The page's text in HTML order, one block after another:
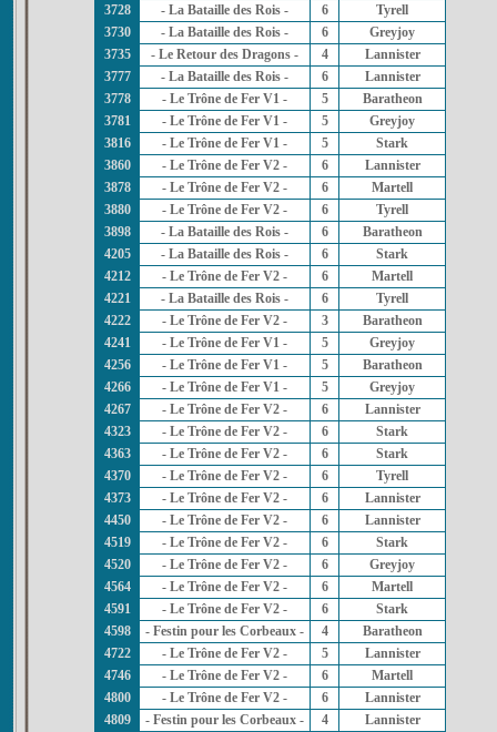
3728
- La Bataille des Rois - 6
Tyrell
3730
- La Bataille des Rois - 6
Greyjoy
3735
- Le Retour des Dragons - 4
Lannister
3777
- La Bataille des Rois - 6
Lannister
3778
- Le Trône de Fer V1 - 5
Baratheon
3781
- Le Trône de Fer V1 - 5
Greyjoy
3816
- Le Trône de Fer V1 - 5
Stark
3860
- Le Trône de Fer V2 - 6
Lannister
3878
- Le Trône de Fer V2 - 6
Martell
3880
- Le Trône de Fer V2 - 6
Tyrell
3898
- La Bataille des Rois - 6
Baratheon
4205
- La Bataille des Rois - 6
Stark
4212
- Le Trône de Fer V2 - 6
Martell
4221
- La Bataille des Rois - 6
Tyrell
4222
- Le Trône de Fer V2 - 3
Baratheon
4241
- Le Trône de Fer V1 - 5
Greyjoy
4256
- Le Trône de Fer V1 - 5
Baratheon
4266
- Le Trône de Fer V1 - 5
Greyjoy
4267
- Le Trône de Fer V2 - 6
Lannister
4323
- Le Trône de Fer V2 - 6
Stark
4363
- Le Trône de Fer V2 - 6
Stark
4370
- Le Trône de Fer V2 - 6
Tyrell
4373
- Le Trône de Fer V2 - 6
Lannister
4450
- Le Trône de Fer V2 - 6
Lannister
4519
- Le Trône de Fer V2 - 6
Stark
4520
- Le Trône de Fer V2 - 6
Greyjoy
4564
- Le Trône de Fer V2 - 6
Martell
4591
- Le Trône de Fer V2 - 6
Stark
4598
- Festin pour les Corbeaux - 4
Baratheon
4722
- Le Trône de Fer V2 - 5
Lannister
4746
- Le Trône de Fer V2 - 6
Martell
4800
- Le Trône de Fer V2 - 6
Lannister
4809
- Festin pour les Corbeaux - 4
Lannister